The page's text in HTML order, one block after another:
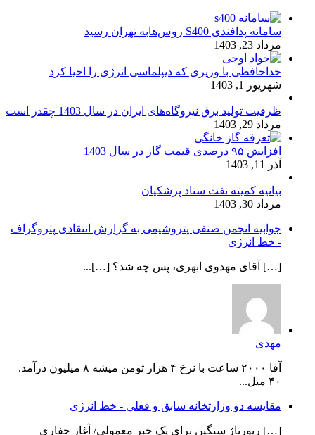
سامانه پدافندی S400 روس‌هابه تهران رسید
مرداد 23, 1403
خداحافظی با وزیری که دیپلماسی انرژی را احیا کرد
شهریور 1, 1403
ظرفیت تولید برق نیروگاه‌های ایران در سال 1403 چقدر است
مرداد 29, 1403
افزایش ۹۵ درصدی قیمت گاز در سال 1403
آذر 11, 1403
بیانیه کمیته نفت ستاد پزشکیان
مرداد 30, 1403
جوابیه انجمن صنفی پتروشیمی به گزارش انتقادی پتروگراف
- خط انرژی
[…] آقای مهدوی ابهری، پس چه شد؟ […]...
مهدی
آقا ۲۰۰۰ ساعت با نرخ ۴ هزار تومن میشه ۸ میلیون درآمد.
۴۰ میل...
مقایسه دو وزارتخانه سابق و فعلی - خط انرژی
[…] رپورتاژ سنگین برای یک خبر معمولی/ آغاز حفاری